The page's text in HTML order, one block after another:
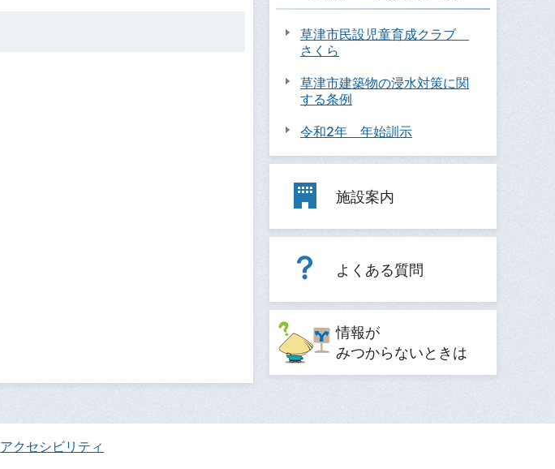
草津市民設児童育成クラブ
さくら
草津市建築物の浸水対策に関
する条例
令和2年 年始訓示
施設案内
よくある質問
情報が
みつからないときは
アクセシビリティ